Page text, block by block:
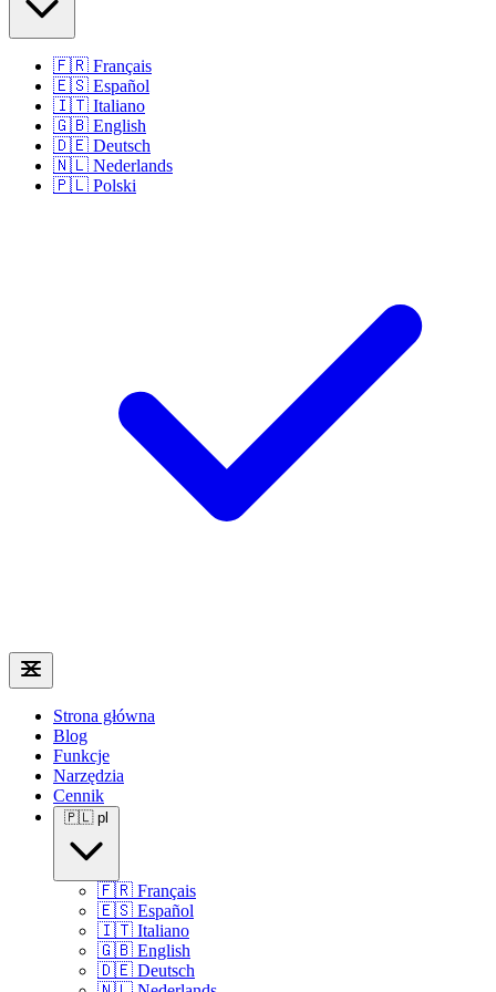
🇫🇷 Français
🇪🇸 Español
🇮🇹 Italiano
🇬🇧 English
🇩🇪 Deutsch
🇳🇱 Nederlands
🇵🇱 Polski
Strona główna
Blog
Funkcje
Narzędzia
Cennik
🇵🇱 pl
🇫🇷 Français
🇪🇸 Español
🇮🇹 Italiano
🇬🇧 English
🇩🇪 Deutsch